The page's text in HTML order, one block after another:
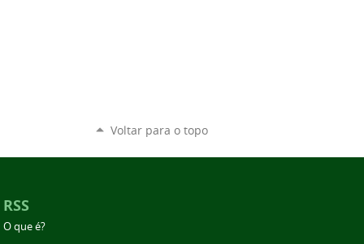
Voltar para o topo
RSS
O que é?